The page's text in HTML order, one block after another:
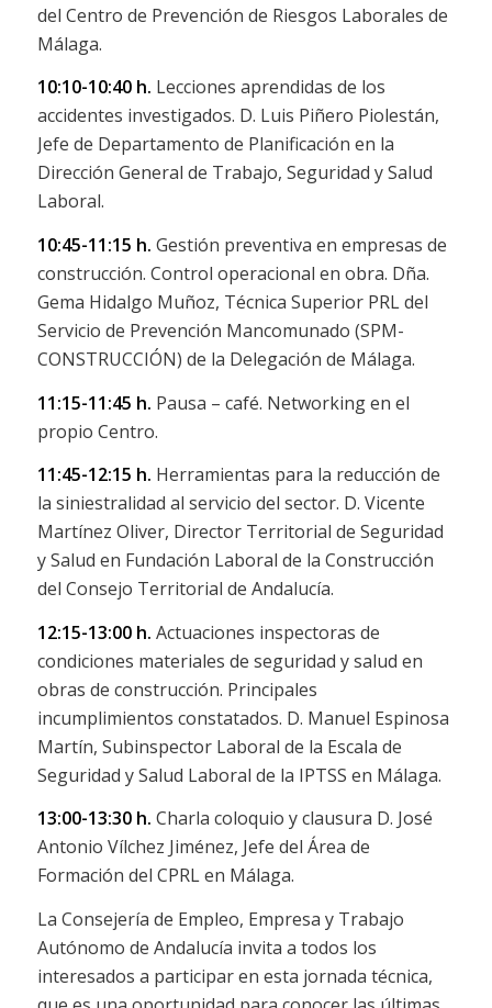
del Centro de Prevención de Riesgos Laborales de
Málaga.
10:10-10:40 h. Lecciones aprendidas de los
accidentes investigados. D. Luis Piñero Piolestán,
Jefe de Departamento de Planificación en la
Dirección General de Trabajo, Seguridad y Salud
Laboral.
10:45-11:15 h. Gestión preventiva en empresas de
construcción. Control operacional en obra. Dña.
Gema Hidalgo Muñoz, Técnica Superior PRL del
Servicio de Prevención Mancomunado (SPM-
CONSTRUCCIÓN) de la Delegación de Málaga.
11:15-11:45 h. Pausa – café. Networking en el
propio Centro.
11:45-12:15 h. Herramientas para la reducción de
la siniestralidad al servicio del sector. D. Vicente
Martínez Oliver, Director Territorial de Seguridad
y Salud en Fundación Laboral de la Construcción
del Consejo Territorial de Andalucía.
12:15-13:00 h. Actuaciones inspectoras de
condiciones materiales de seguridad y salud en
obras de construcción. Principales
incumplimientos constatados. D. Manuel Espinosa
Martín, Subinspector Laboral de la Escala de
Seguridad y Salud Laboral de la IPTSS en Málaga.
13:00-13:30 h. Charla coloquio y clausura D. José
Antonio Vílchez Jiménez, Jefe del Área de
Formación del CPRL en Málaga.
La Consejería de Empleo, Empresa y Trabajo
Autónomo de Andalucía invita a todos los
interesados a participar en esta jornada técnica,